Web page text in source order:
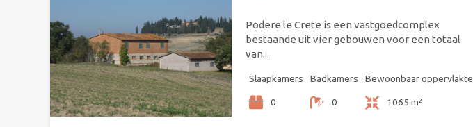
Podere le Crete is een vastgoedcomplex
bestaande uit vier gebouwen voor een totaal
van...
Slaapkamers
0
Badkamers
0
Bewoonbaar oppervlakte
1065 m²